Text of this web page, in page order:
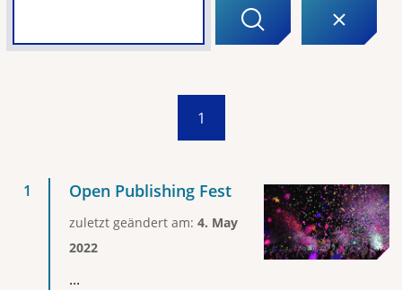
1
Open Publishing Fest
zuletzt geändert am: 4. May
2022
...